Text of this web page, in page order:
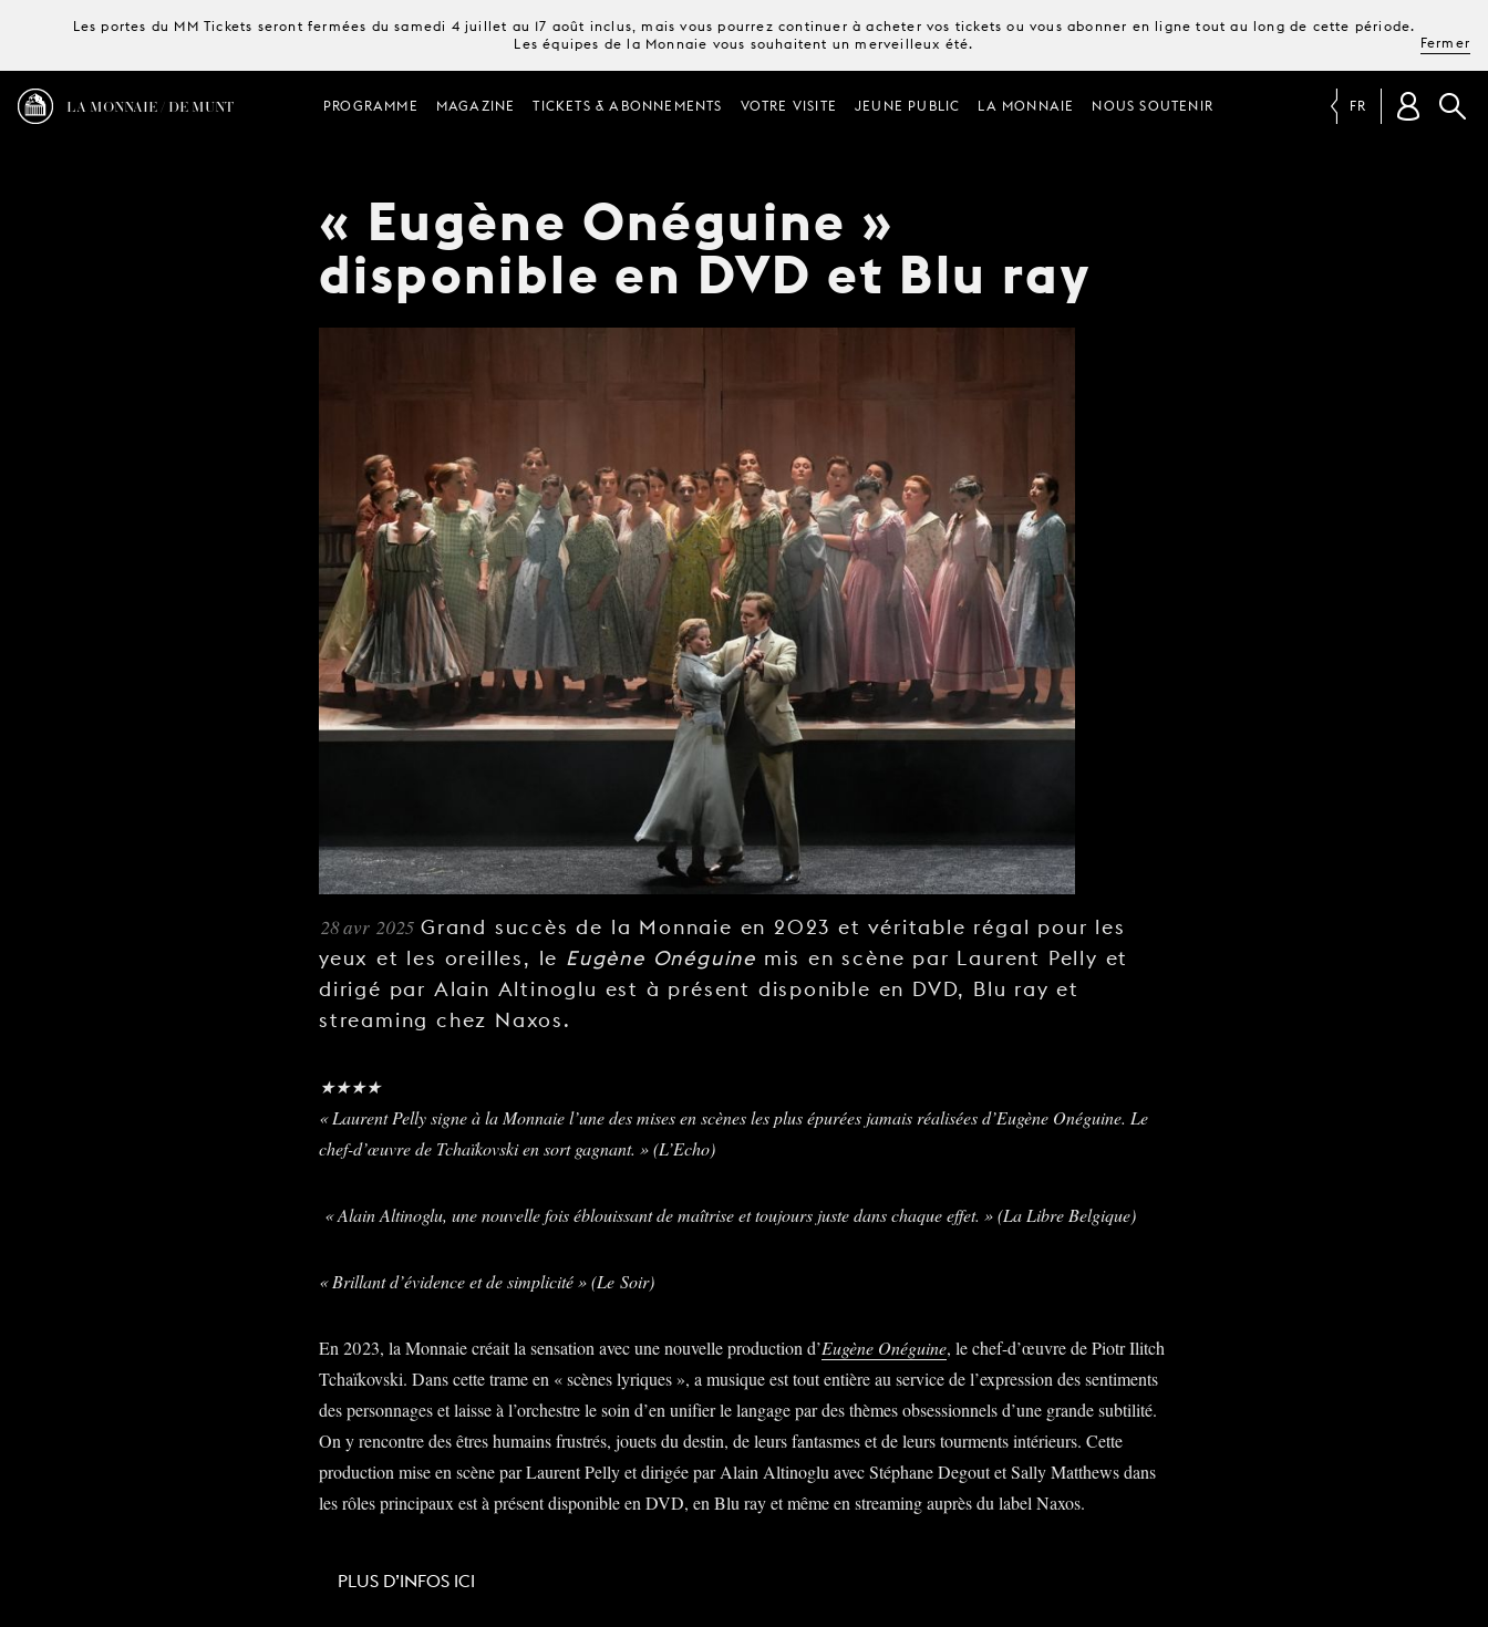
Les portes du MM Tickets seront fermées du samedi 4 juillet au 17 août inclus, mais vous pourrez continuer à acheter vos tickets ou vous abonner en ligne tout au long de cette période.
Les équipes de la Monnaie vous souhaitent un merveilleux été.
Fermer
LA MONNAIE / DE MUNT PROGRAMME MAGAZINE TICKETS & ABONNEMENTS VOTRE VISITE JEUNE PUBLIC LA MONNAIE NOUS SOUTENIR FR
« Eugène Onéguine »
disponible en DVD et Blu ray
28 avr 2025 Grand succès de la Monnaie en 2023 et véritable régal pour les
yeux et les oreilles, le Eugène Onéguine mis en scène par Laurent Pelly et
dirigé par Alain Altinoglu est à présent disponible en DVD, Blu ray et
streaming chez Naxos.
★★★★
« Laurent Pelly signe à la Monnaie l’une des mises en scènes les plus épurées jamais réalisées d’Eugène Onéguine. Le
chef-d’œuvre de Tchaïkovski en sort gagnant. » (L’Echo)
« Alain Altinoglu, une nouvelle fois éblouissant de maîtrise et toujours juste dans chaque effet. » (La Libre Belgique)
« Brillant d’évidence et de simplicité » (Le Soir)
En 2023, la Monnaie créait la sensation avec une nouvelle production d’Eugène Onéguine, le chef-d’œuvre de Piotr Ilitch
Tchaïkovski. Dans cette trame en « scènes lyriques », a musique est tout entière au service de l’expression des sentiments
des personnages et laisse à l’orchestre le soin d’en unifier le langage par des thèmes obsessionnels d’une grande subtilité.
On y rencontre des êtres humains frustrés, jouets du destin, de leurs fantasmes et de leurs tourments intérieurs. Cette
production mise en scène par Laurent Pelly et dirigée par Alain Altinoglu avec Stéphane Degout et Sally Matthews dans
les rôles principaux est à présent disponible en DVD, en Blu ray et même en streaming auprès du label Naxos.
PLUS D’INFOS ICI